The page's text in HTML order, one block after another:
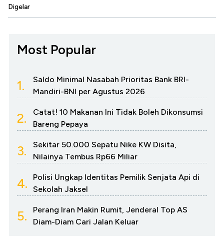
Digelar
Most Popular
1.
Saldo Minimal Nasabah Prioritas Bank BRI-
Mandiri-BNI per Agustus 2026
2.
Catat! 10 Makanan Ini Tidak Boleh Dikonsumsi
Bareng Pepaya
3.
Sekitar 50.000 Sepatu Nike KW Disita,
Nilainya Tembus Rp66 Miliar
4.
Polisi Ungkap Identitas Pemilik Senjata Api di
Sekolah Jaksel
5.
Perang Iran Makin Rumit, Jenderal Top AS
Diam-Diam Cari Jalan Keluar